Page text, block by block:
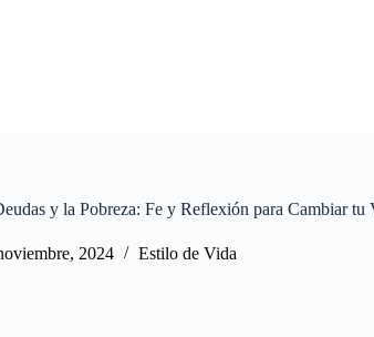
y la Pobreza: Fe y Reflexión para Cambiar tu
2024 Estilo de Vida